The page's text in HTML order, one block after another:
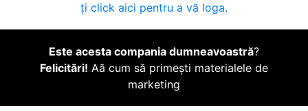
ți click aici pentru a vă loga.
Este acesta compania dumneavoastră?
Felicitări! Aă cum să primești materialele de
marketing